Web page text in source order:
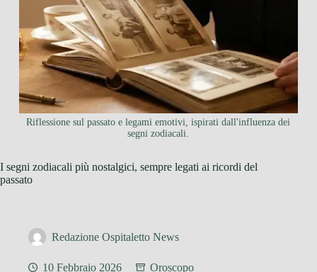
Riflessione sul passato e legami emotivi, ispirati dall'influenza dei
segni zodiacali.
I segni zodiacali più nostalgici, sempre legati ai ricordi del
passato
Redazione Ospitaletto News
10 Febbraio 2026 Oroscopo